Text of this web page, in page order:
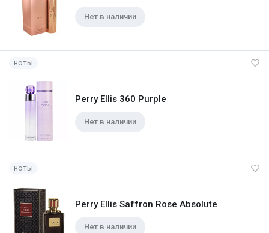
Нет в наличии
ноты
Perry Ellis 360 Purple
Нет в наличии
ноты
Perry Ellis Saffron Rose Absolute
Нет в наличии